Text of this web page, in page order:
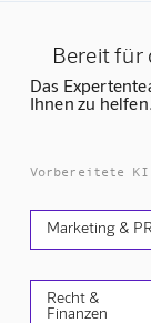
Bereit für
Das
Ihnen zu helfen.
Vorbereitete KI
Marketing & PR
Recht &
Finanzen